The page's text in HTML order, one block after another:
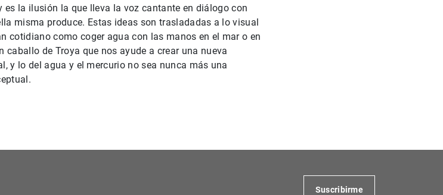
la ilusión la que lleva la voz cantante en diálogo con
misma produce. Estas ideas son trasladadas a lo visual
cotidiano como coger agua con las manos en el mar o en
de Troya que nos ayude a crear una nueva
y lo del agua y el mercurio no sea nunca más una
Suscribirme